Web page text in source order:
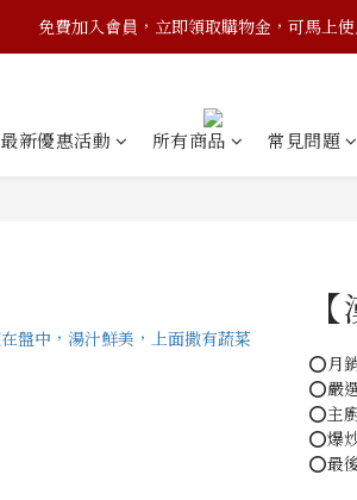
免費加入會員，立即領取購物金，可馬上使
最新優惠活動 所有商品 常見問題
⭕月
⭕嚴
⭕主
⭕爆
⭕最